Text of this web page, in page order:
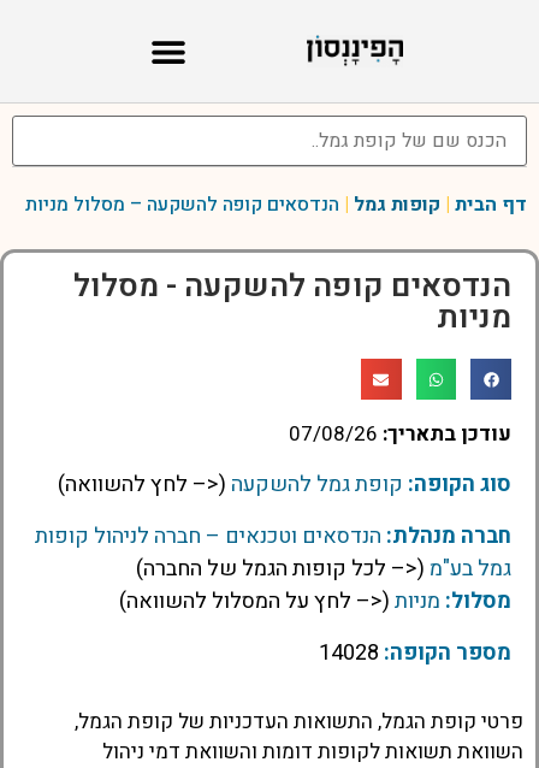
דף הבית | קופות גמל | הנדסאים קופה להשקעה – מסלול מניות
הנדסאים קופה להשקעה - מסלול
מניות
עודכן בתאריך: 07/08/26
סוג הקופה: קופת גמל להשקעה (<– לחץ להשוואה)
חברה מנהלת: הנדסאים וטכנאים – חברה לניהול קופות
גמל בע"מ (<– לכל קופות הגמל של החברה)
מסלול: מניות(<– לחץ על המסלול להשוואה)
מספר הקופה:
פרטי קופת הגמל, התשואות העדכניות של קופת הגמל,
השוואת תשואות לקופות דומות והשוואת דמי ניהול